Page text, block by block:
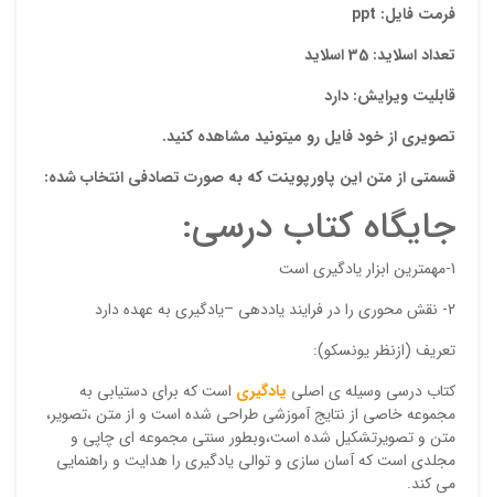
فرمت فایل: ppt
تعداد اسلاید: 35 اسلاید
قابلیت ویرایش: دارد
تصویری از خود فایل رو میتونید مشاهده کنید.
قسمتی از متن این پاورپوینت که به صورت تصادفی انتخاب شده:
جایگاه کتاب درسی:
1-مهمترین ابزار یادگیری است
2- نقش محوری را در فرایند یاددهی –یادگیری به عهده دارد
تعریف (ازنظر یونسکو):
کتاب درسی وسیله ی اصلی یادگیری است که برای دستیابی به
مجموعه خاصی از نتایج آموزشی طراحی شده است و از متن ،تصویر،
متن و تصویرتشکیل شده است،وبطور سنتی مجموعه ای چاپی و
مجلدی است که آسان سازی و توالی یادگیری را هدایت و راهنمایی
می کند.